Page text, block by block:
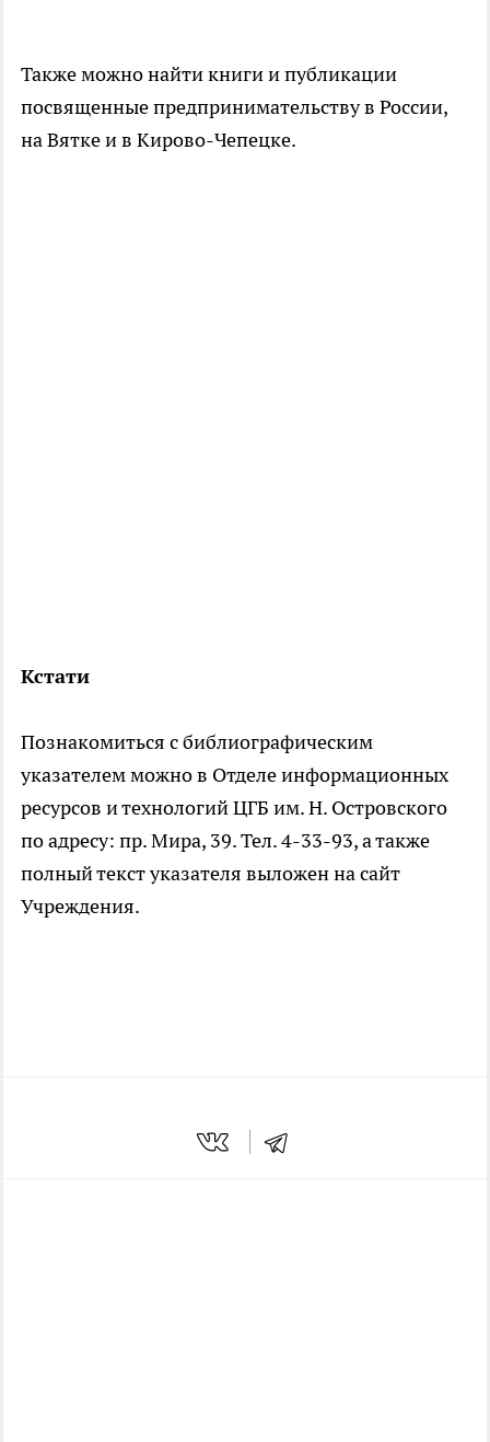
Также можно найти книги и публикации
посвященные предпринимательству в России,
на Вятке и в Кирово-Чепецке.
Кстати
Познакомиться с библиографическим
указателем можно в Отделе информационных
ресурсов и технологий ЦГБ им. Н. Островского
по адресу: пр. Мира, 39. Тел. 4-33-93, а также
полный текст указателя выложен на сайт
Учреждения.